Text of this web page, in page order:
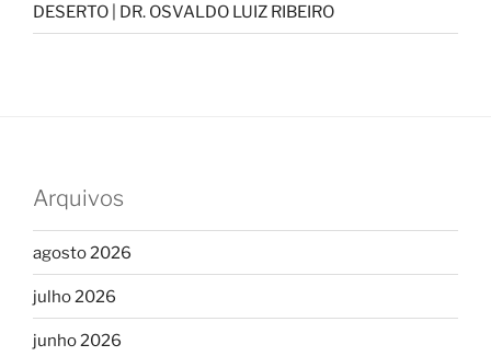
DESERTO | DR. OSVALDO LUIZ RIBEIRO
Arquivos
agosto 2026
julho 2026
junho 2026